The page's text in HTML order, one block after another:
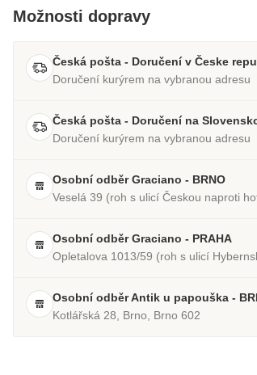
Možnosti dopravy
Česká pošta - Doručení v Česke
Doručení kurýrem na vybranou adresu
Česká pošta - Doručení na
Doručení kurýrem na vybranou adresu
Osobní odběr Graciano - BRNO
Veselá 39 (roh s ulicí Českou naproti
Osobní odběr Graciano - PRAHA
Opletalova 1013/59 (roh s ulicí
Osobní odběr Antik u papouška -
Kotlářská 28, Brno, Brno 602